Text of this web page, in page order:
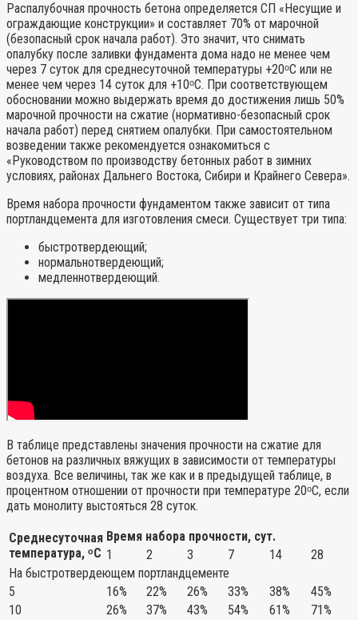
Распалубочная прочность бетона определяется СП «Несущие и
ограждающие конструкции» и составляет 70% от марочной
(безопасный срок начала работ). Это значит, что снимать
опалубку после заливки фундамента дома надо не менее чем
через 7 суток для среднесуточной температуры +20ᵒС или не
менее чем через 14 суток для +10ᵒС. При соответствующем
обосновании можно выдержать время до достижения лишь 50%
марочной прочности на сжатие (нормативно-безопасный срок
начала работ) перед снятием опалубки. При самостоятельном
возведении также рекомендуется ознакомиться с
«Руководством по производству бетонных работ в зимних
условиях, районах Дальнего Востока, Сибири и Крайнего Севера».
Время набора прочности фундаментом также зависит от типа
портландцемента для изготовления смеси. Существует три типа:
быстротвердеющий;
нормальнотвердеющий;
медленнотвердеющий.
В таблице представлены значения прочности на сжатие для
бетонов на различных вяжущих в зависимости от температуры
воздуха. Все величины, так же как и в предыдущей таблице, в
процентном отношении от прочности при температуре 20ᵒС, если
дать монолиту выстояться 28 суток.
Среднесуточная
температура, ᵒС
Время набора прочности, сут.
1
2 3 7 14
28
На быстротвердеющем портландцементе
5
16% 22% 26% 33% 38%
45%
10
26% 37% 43% 54% 61%
71%